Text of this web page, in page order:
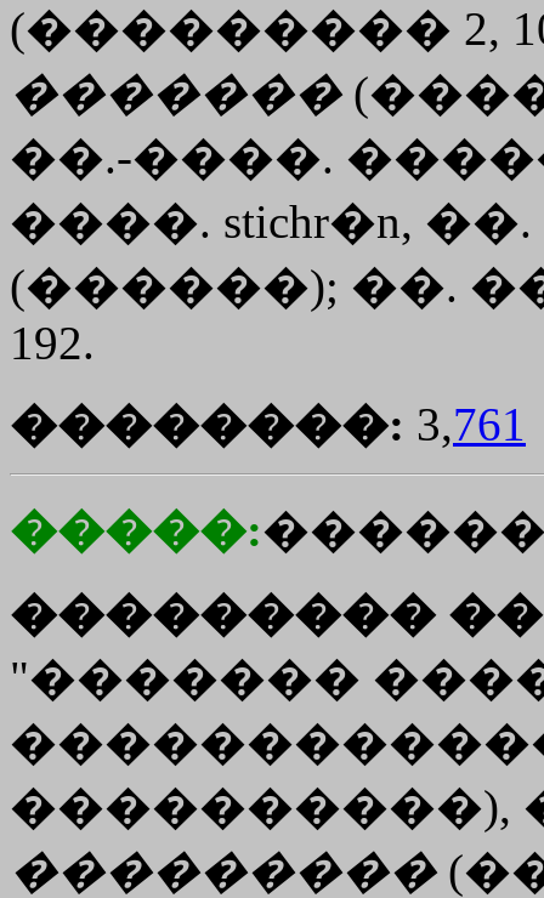
(��������� 2,
�������
��.-����.
����. stichr�n, ��.
(������); ��.
192.
��������: 3,761
�����:
���������
"�������
����������),
���������